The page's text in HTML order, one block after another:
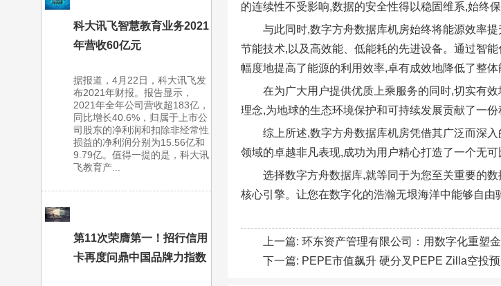
科大讯飞智慧教育业务2021
年营收60亿元
据报道，4月22日，科大讯飞发
布2021年财报。报告显示，
2021年全年公司营收超183亿，
同比增长40.6%，归属于上市公
司股东的净利润和扣除非经常性
损益的净利润分别为15.56亿和
9.79亿。值得一提的是，科大讯
飞教育产...
第11次荣膺第一！招行信用
卡再度问鼎中国品牌力指数
的连续性不受影响,数据的安全性得以稳固维系,始终
与此同时,数字方舟数据库机房始终将能源效率
节能技术,以及高效能、低能耗的先进设备。通过智
幅度地提高了能源的利用效率,卓有成效地降低了整体
在为广大用户提供优质上乘服务的同时,切实有
理念,为地球的生态环境保护和可持续发展贡献了一份
综上所述,数字方舟数据库机房凭借其广泛而深
领域的卓越非凡表现,成功为用户精心打造了一个无
选择数字方舟数据库,就等同于为您至关重要的
核心引擎。让您在数字化的浩瀚无垠海洋中能够自
上一篇: 环东资产管理有限公司：用数字化重塑
下一篇: PEPE市值飙升 硬分叉PEPE Zilla空投